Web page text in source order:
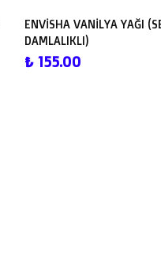
ENVİSHA VANİLYA YAĞI
DAMLALIKLI)
₺ 155.00